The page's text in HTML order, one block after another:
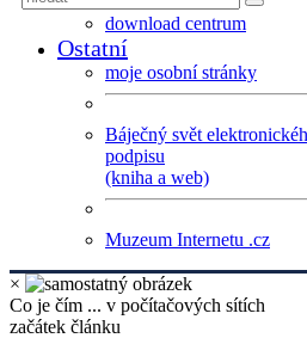
download centrum
Ostatní
moje osobní stránky
Báječný svět
podpisu
(kniha a web)
Muzeum Internetu .cz
×
Co je čím ... v počítačových sítích
začátek článku